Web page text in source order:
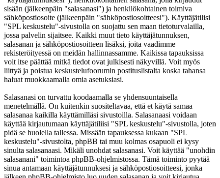
sisään (jälkeenpäin "salasanasi") ja henkilökohtainen toimiva
sähköpostiosoite (jälkeenpäin "sähköpostiosoitteesi"). Käyttäjätilisi
"SPL keskustelu"-sivustolla on suojattu sen maan tietoturvalailla,
jossa palvelin sijaitsee. Kaikki muut tieto käyttäjätunnuksen,
salasanan ja sähköpostiosoitteen lisäksi, joita vaadimme
rekisteröityessä on meidän hallinnassamme. Kaikissa tapauksissa
voit itse päättää mitkä tiedot ovat julkisesti näkyvillä. Voit myös
liittyä ja poistua keskustelufoorumin postituslistalta koska tahansa
haluat muokkaamalla omia asetuksiasi.
Salasanasi on turvattu koodaamalla se yhdensuuntaisella
menetelmällä. On kuitenkin suositeltavaa, että et käytä samaa
salasanaa kaikilla käyttämilläsi sivustoilla. Salasanaasi voidaan
käyttää kirjautumaan käyttäjätiliisi "SPL keskustelu"-sivustolla, joten
pidä se huolella tallessa. Missään tapauksessa kukaan "SPL
keskustelu"-sivustolta, phpBB tai muu kolmas osapuoli ei kysy
sinulta salasanaasi. Mikäli unohdat salasanasi. Voit käyttää "unohdin
salasanani" toimintoa phpBB-ohjelmistossa. Tämä toiminto pyytää
sinua antamaan käyttäjätunnuksesi ja sähköpostiosoitteesi, jonka